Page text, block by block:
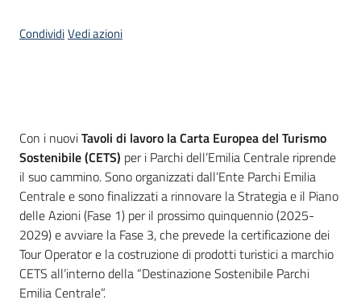
CondividiVedi azioni
Introduzione
Con i nuoviTavoli di lavoro la Carta Europea del Turismo
Sostenibile (CETS) per i Parchi dell’Emilia Centrale riprende
il suo cammino. Sono organizzati dall’Ente Parchi Emilia
Centrale e sono finalizzati a rinnovare la Strategia e il Piano
delle Azioni (Fase 1) per il prossimo quinquennio (2025-
2029) e avviare la Fase 3, che prevede la certificazione dei
Tour Operator e la costruzione di prodotti turistici a marchio
CETS all’interno della “Destinazione Sostenibile Parchi
Emilia Centrale”.